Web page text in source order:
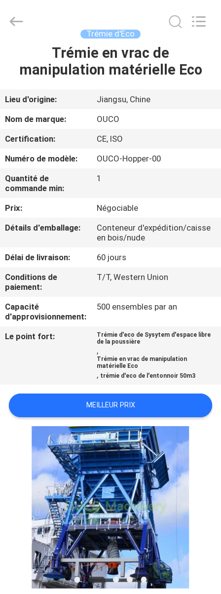
PRODUITS
LE
VR
PROPOS
DE
NOUS
DE
CONTRÔLE
DE
QUALITÉ
NOUVELLES
AFFAIRES
CONTACT
GROUP
Trémie d'Eco
Trémie en vrac de
manipulation matérielle Eco
Lieu d'origine:
Jiangsu, Chine
Nom de marque:
OUCO
Certification:
CE, ISO
Numéro de modèle:
OUCO-Hopper-00
Quantité de
commande min:
1
Prix:
Négociable
Détails d'emballage:
Conteneur d'expédition/caisse
en bois/nude
Délai de livraison:
60 jours
Conditions de
paiement:
T/T, Western Union
Capacité
d'approvisionnement:
500 ensembles par an
Le point fort:
Trémie d'eco de Sysytem d'espace libre
de la poussière
,
Trémie en vrac de manipulation
matérielle Eco
, trémie d'eco de l'entonnoir 50m3
MEILLEUR PRIX